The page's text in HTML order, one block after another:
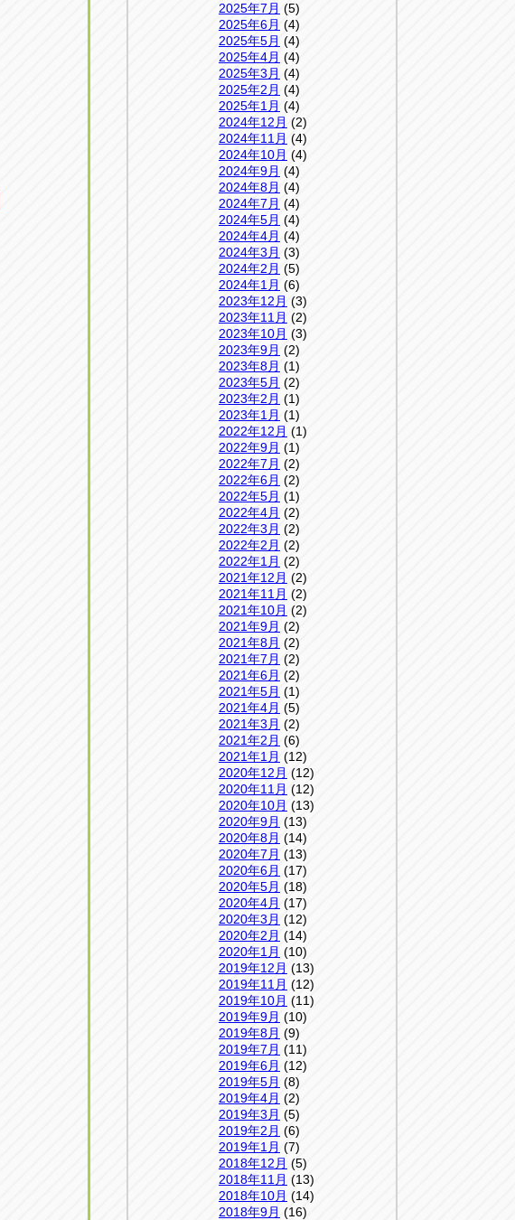
2025年7月 (5)
2025年6月 (4)
2025年5月 (4)
2025年4月 (4)
2025年3月 (4)
2025年2月 (4)
2025年1月 (4)
2024年12月 (2)
2024年11月 (4)
2024年10月 (4)
2024年9月 (4)
2024年8月 (4)
2024年7月 (4)
2024年5月 (4)
2024年4月 (4)
2024年3月 (3)
2024年2月 (5)
2024年1月 (6)
2023年12月 (3)
2023年11月 (2)
2023年10月 (3)
2023年9月 (2)
2023年8月 (1)
2023年5月 (2)
2023年2月 (1)
2023年1月 (1)
2022年12月 (1)
2022年9月 (1)
2022年7月 (2)
2022年6月 (2)
2022年5月 (1)
2022年4月 (2)
2022年3月 (2)
2022年2月 (2)
2022年1月 (2)
2021年12月 (2)
2021年11月 (2)
2021年10月 (2)
2021年9月 (2)
2021年8月 (2)
2021年7月 (2)
2021年6月 (2)
2021年5月 (1)
2021年4月 (5)
2021年3月 (2)
2021年2月 (6)
2021年1月 (12)
2020年12月 (12)
2020年11月 (12)
2020年10月 (13)
2020年9月 (13)
2020年8月 (14)
2020年7月 (13)
2020年6月 (17)
2020年5月 (18)
2020年4月 (17)
2020年3月 (12)
2020年2月 (14)
2020年1月 (10)
2019年12月 (13)
2019年11月 (12)
2019年10月 (11)
2019年9月 (10)
2019年8月 (9)
2019年7月 (11)
2019年6月 (12)
2019年5月 (8)
2019年4月 (2)
2019年3月 (5)
2019年2月 (6)
2019年1月 (7)
2018年12月 (5)
2018年11月 (13)
2018年10月 (14)
2018年9月 (16)